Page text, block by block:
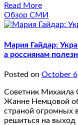
Read More
Обзор СМИ
Мария Гайдар:
а россиянам
Posted on October
Советник Михаила
Жанне Немцовой
страной огромных
решиться на выход